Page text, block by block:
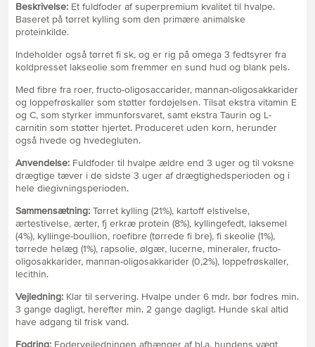
Beskrivelse: Et fuldfoder af superpremium kvalitet til hvalpe.
Baseret på tørret kylling som den primære animalske
proteinkilde.
Indeholder også tørret fi sk, og er rig på omega 3 fedtsyrer fra
koldpresset lakseolie som fremmer en sund hud og blank pels.
Med fibre fra roer, fructo-oligosaccarider, mannan-oligosakkarider
og loppefrøskaller som støtter fordøjelsen. Tilsat ekstra vitamin E
og C, som styrker immunforsvaret, samt ekstra Taurin og L-
carnitin som støtter hjertet. Produceret uden korn, herunder
også hvede og hvedegluten.
Anvendelse: Fuldfoder til hvalpe ældre end 3 uger og til voksne
drægtige tæver i de sidste 3 uger af drægtighedsperioden og i
hele diegivningsperioden.
Sammensætning: Tørret kylling (21%), kartoff elstivelse,
ærtestivelse, ærter, fj erkræ protein (8%), kyllingefedt, laksemel
(4%), kyllinge-boullion, roefibre (tørrede fi bre), fi skeolie (1%),
tørrede helæg (1%), rapsolie, ølgær, lucerne, mineraler, fructo-
oligosakkarider, mannan-oligosakkarider (0,2%), loppefrøskaller,
lecithin.
Vejledning: Klar til servering. Hvalpe under 6 mdr. bør fodres min.
3 gange dagligt, herefter min. 2 gange dagligt. Hunde skal altid
have adgang til frisk vand.